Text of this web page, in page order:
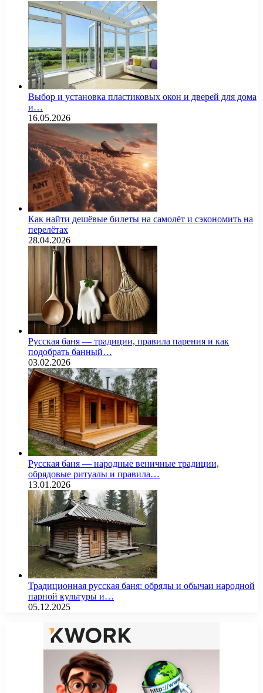
Выбор и установка пластиковых окон и дверей для дома
и…
16.05.2026
Как найти дешёвые билеты на самолёт и сэкономить на
перелётах
28.04.2026
Русская баня — традиции, правила парения и как
подобрать банный…
03.02.2026
Русская баня — народные веничные традиции,
обрядовые ритуалы и правила…
13.01.2026
Традиционная русская баня: обряды и обычаи народной
парной культуры и…
05.12.2025